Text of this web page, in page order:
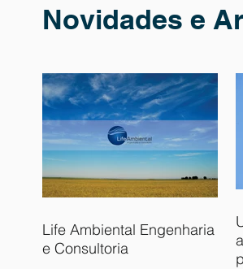
Novidades e
Life Ambiental Engenharia
e Consultoria